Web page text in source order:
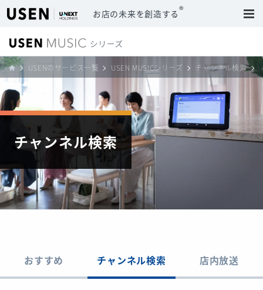
お店の未来を創造する®
USENのサービス一覧 USEN MUSICシリーズ チャンネル検索
チャンネル検索
おすすめ チャンネル検索 店内放送